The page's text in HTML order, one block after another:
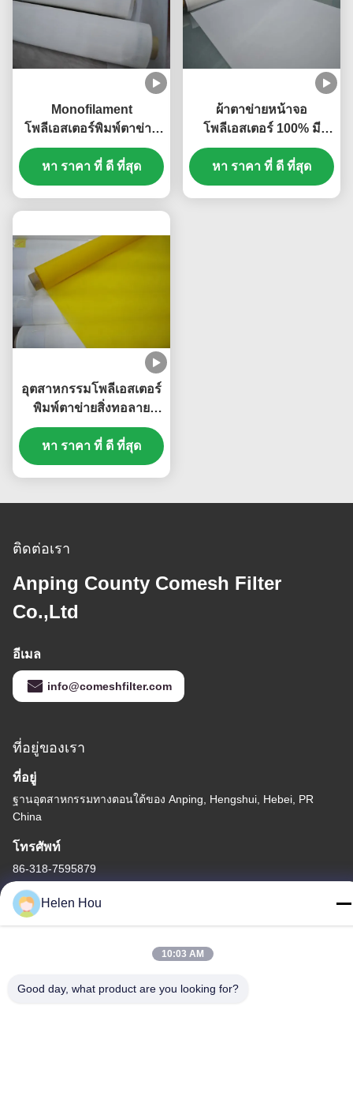
Monofilament
โพลีเอสเตอร์พิมพ์ตาข่าย
สำหรับสิ่งทอ / PCB ความ
กว้าง 1.15-3.6m
หา ราคา ที่ ดี ที่สุด
ผ้าตาข่ายหน้าจอ
โพลีเอสเตอร์ 100% มี
ความแม่นยำสูง, การยืดตัว
ต่ำ
หา ราคา ที่ ดี ที่สุด
อุตสาหกรรมโพลีเอสเตอร์
พิมพ์ตาข่ายสิ่งทอลาย
ทแยงสาน, ทนต่ออุณหภูมิ
สูง
หา ราคา ที่ ดี ที่สุด
ติดต่อเรา
Anping County Comesh Filter
Co.,Ltd
อีเมล
info@comeshfilter.com
ที่อยู่ของเรา
ที่อยู่
ฐานอุตสาหกรรมทางตอนใต้ของ Anping, Hengshui, Hebei, PR
China
โทรศัพท์
86-318-7595879
นโยบายความเป็นส่วนตัว|แผนผังเว็บไซต์
จีน คุณภาพดี ตาข่ายพิมพ์สกรีนโพลีเอสเตอร์ ผู้จัดจําหน่าย.ลิขสิทธิ์
Helen Hou
10:03 AM
Good day, what product are you looking for?